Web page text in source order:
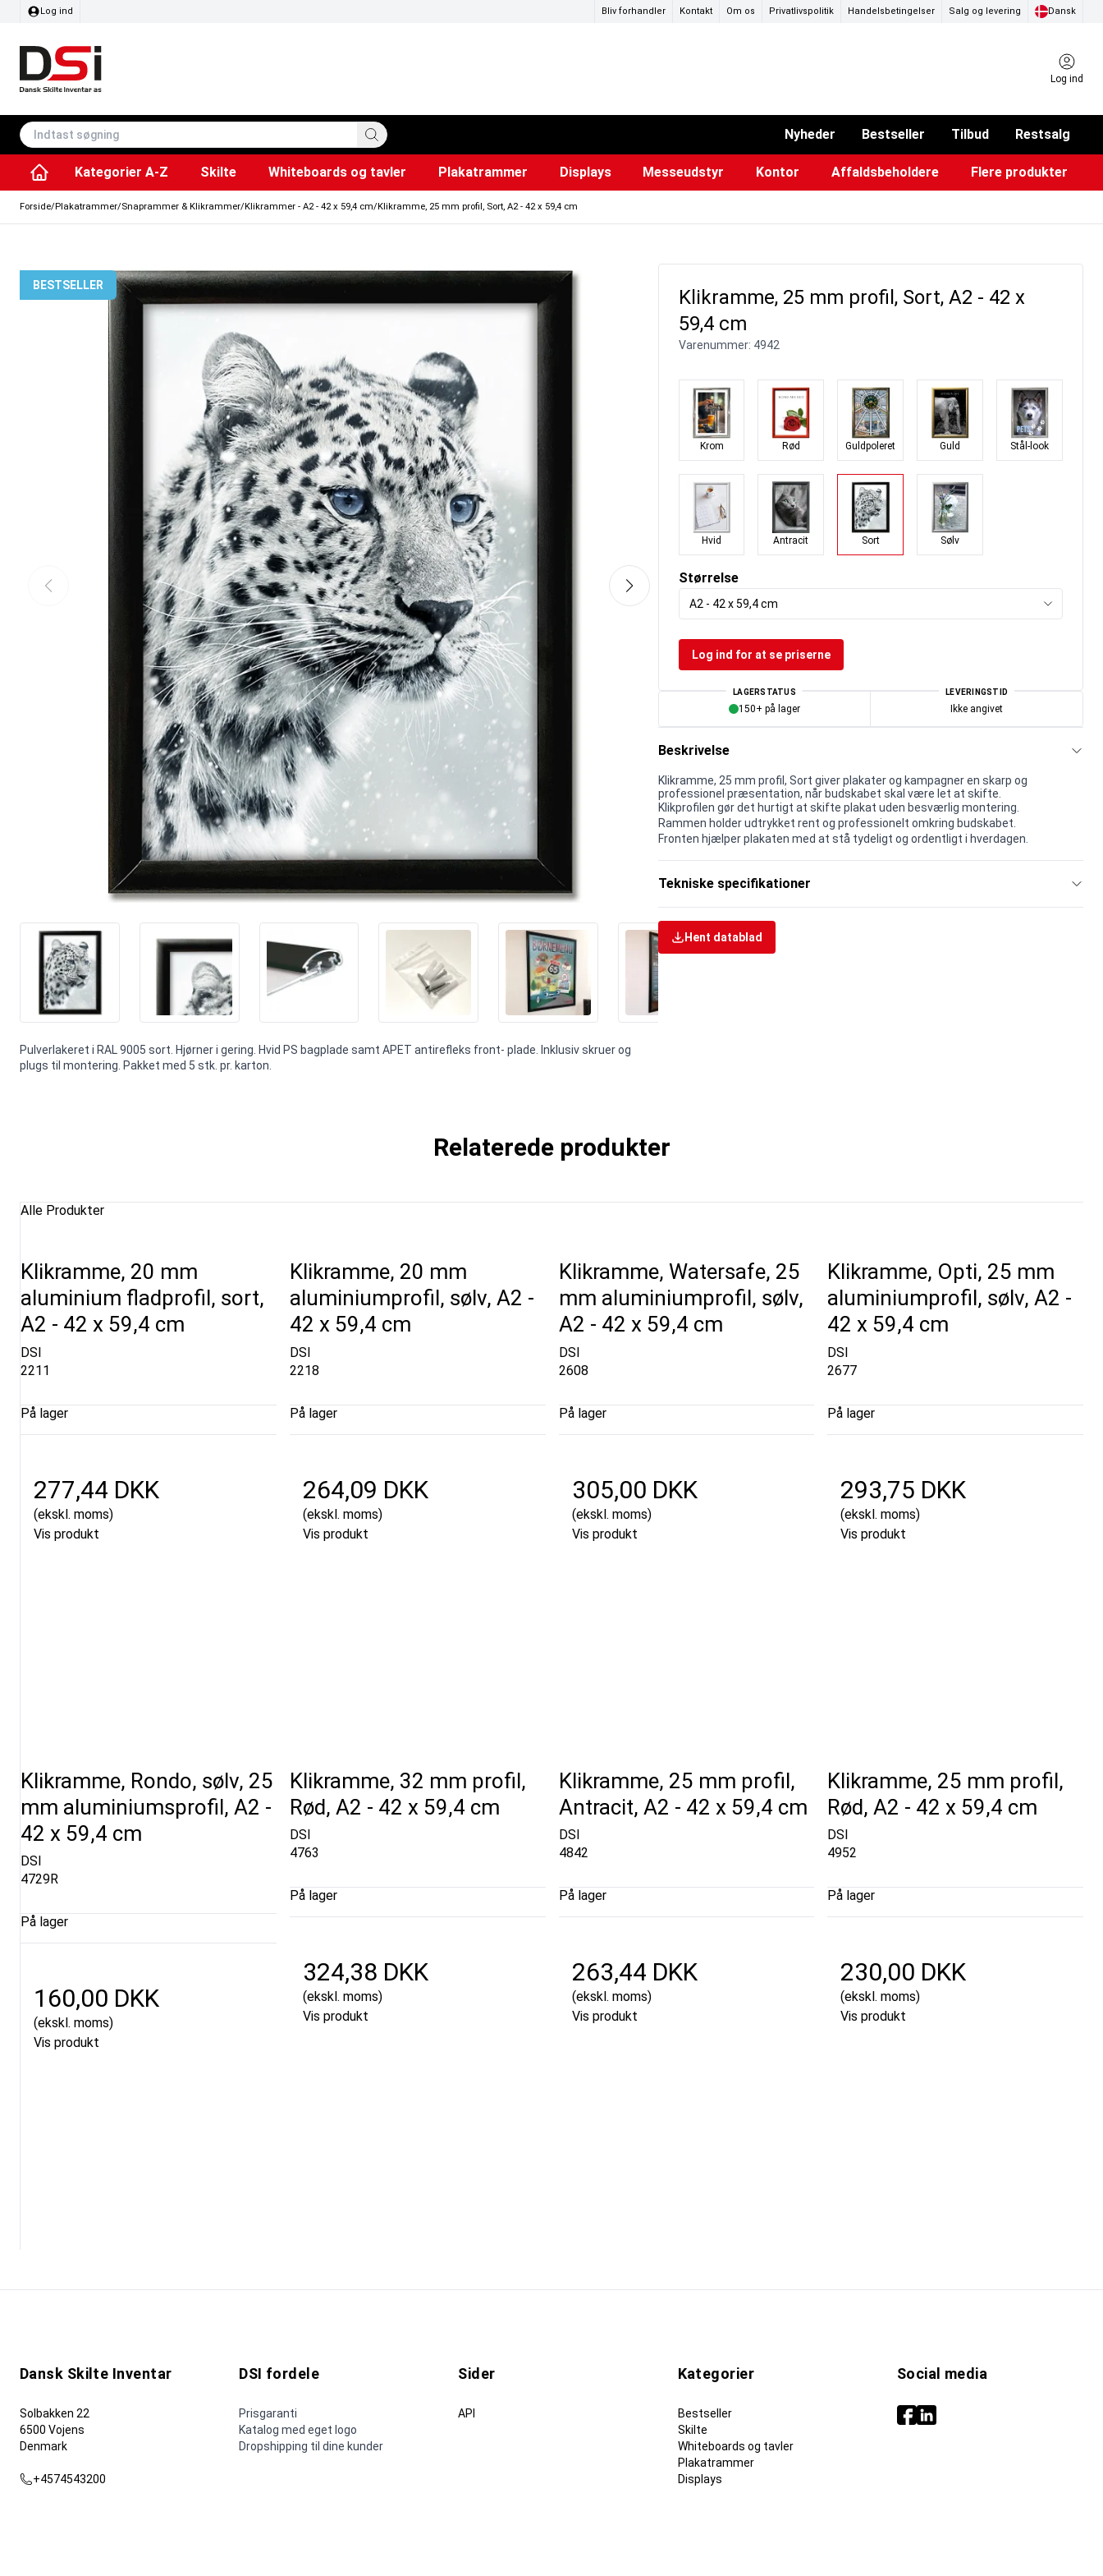
Log ind Bliv forhandler Kontakt Om os Privatlivspolitik Handelsbetingelser Salg og levering Dansk
Log ind
Nyheder Bestseller Tilbud Restsalg
Kategorier A-Z Skilte Whiteboards og tavler Plakatrammer Displays Messeudstyr Kontor Affaldsbeholdere Flere produkter
Forside/Plakatrammer/Snaprammer & Klikrammer/Klikrammer - A2 - 42 x 59,4 cm/Klikramme, 25 mm profil, Sort, A2 - 42 x 59,4 cm
BESTSELLER
Pulverlakeret i RAL 9005 sort. Hjørner i gering. Hvid PS bagplade samt APET antirefleks front- plade. Inklusiv skruer og
plugs til montering. Pakket med 5 stk. pr. karton.
Klikramme, 25 mm profil, Sort, A2 - 42 x
59,4 cm
Varenummer: 4942
Krom Rød Guldpoleret Guld Stål-look
Hvid Antracit Sort Sølv
Størrelse
A2 - 42 x 59,4 cm
Log ind for at se priserne
LAGERSTATUS
150+ på lager
LEVERINGSTID
Ikke angivet
Beskrivelse
Klikramme, 25 mm profil, Sort giver plakater og kampagner en skarp og
professionel præsentation, når budskabet skal være let at skifte.
Klikprofilen gør det hurtigt at skifte plakat uden besværlig montering.
Rammen holder udtrykket rent og professionelt omkring budskabet.
Fronten hjælper plakaten med at stå tydeligt og ordentligt i hverdagen.
Tekniske specifikationer
Hent datablad
Relaterede produkter
Alle Produkter
Klikramme, 20 mm
aluminium fladprofil, sort,
A2 - 42 x 59,4 cm
DSI
2211
På lager
277,44 DKK
(ekskl. moms)
Vis produkt
Klikramme, 20 mm
aluminiumprofil, sølv, A2 -
42 x 59,4 cm
DSI
2218
På lager
264,09 DKK
(ekskl. moms)
Vis produkt
Klikramme, Watersafe, 25
mm aluminiumprofil, sølv,
A2 - 42 x 59,4 cm
DSI
2608
På lager
305,00 DKK
(ekskl. moms)
Vis produkt
Klikramme, Opti, 25 mm
aluminiumprofil, sølv, A2 -
42 x 59,4 cm
DSI
2677
På lager
293,75 DKK
(ekskl. moms)
Vis produkt
Klikramme, Rondo, sølv, 25
mm aluminiumsprofil, A2 -
42 x 59,4 cm
DSI
4729R
På lager
160,00 DKK
(ekskl. moms)
Vis produkt
Klikramme, 32 mm profil,
Rød, A2 - 42 x 59,4 cm
DSI
4763
På lager
324,38 DKK
(ekskl. moms)
Vis produkt
Klikramme, 25 mm profil,
Antracit, A2 - 42 x 59,4 cm
DSI
4842
På lager
263,44 DKK
(ekskl. moms)
Vis produkt
Klikramme, 25 mm profil,
Rød, A2 - 42 x 59,4 cm
DSI
4952
På lager
230,00 DKK
(ekskl. moms)
Vis produkt
Dansk Skilte Inventar
Solbakken 22
6500 Vojens
Denmark
+4574543200
DSI fordele
Prisgaranti
Katalog med eget logo
Dropshipping til dine kunder
Sider
API
Kategorier
Bestseller
Skilte
Whiteboards og tavler
Plakatrammer
Displays
Social media